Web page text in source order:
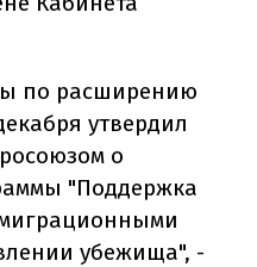
по расширению
утвердил
о
"Поддержка
убежища", -